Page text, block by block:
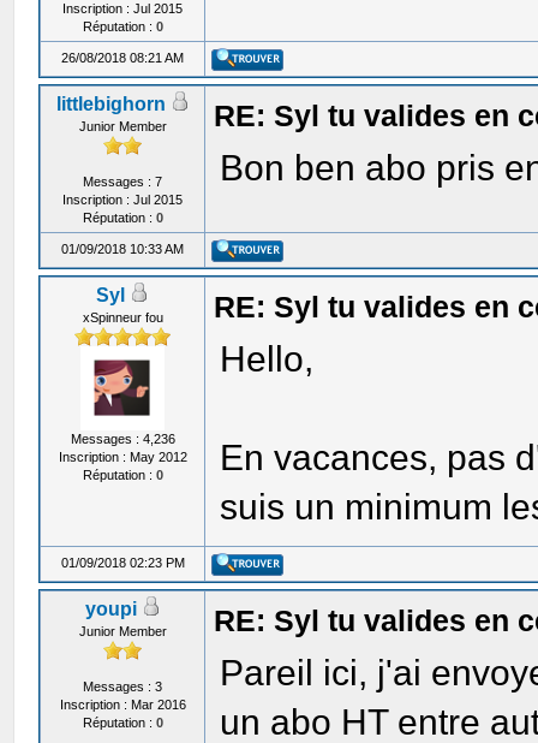
Inscription : Jul 2015
Réputation : 0
26/08/2018 08:21 AM
littlebighorn
Junior Member
Messages : 7
Inscription : Jul 2015
Réputation : 0
RE: Syl tu valides en
Bon ben abo pris
01/09/2018 10:33 AM
Syl
xSpinneur fou
Messages : 4,236
Inscription : May 2012
Réputation : 0
RE: Syl tu valides en
Hello,
En vacances, pas
suis un minimum
01/09/2018 02:23 PM
youpi
Junior Member
Messages : 3
Inscription : Mar 2016
Réputation : 0
RE: Syl tu valides en
Pareil ici, j'ai
un abo HT entre